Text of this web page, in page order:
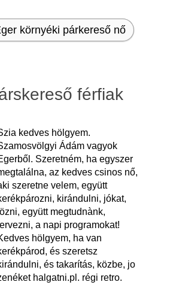
környéki párkereső nő
férfiak
kedves hölgyem.
Ádám vagyok
Szeretném, ha egyszer
az kedves csinos nő,
szeretne velem, együtt
kirándulni, jókat,
együtt megtudnànk,
a napi programokat!
hölgyem, ha van
és szeretsz
és takarítás, közbe, jo
halgatni.pl. régi retro.